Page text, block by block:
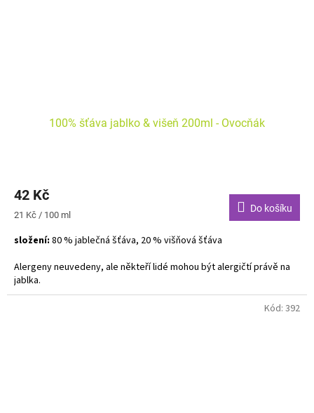
100% šťáva jablko & višeň 200ml - Ovocňák
42 Kč
Měrná
21 Kč / 100 ml
Do košíku
složení: 80 % jablečná šťáva, 20 % višňová šťáva
Alergeny neuvedeny, ale někteří lidé mohou být alergičtí právě na
jablka.
Kód: 392